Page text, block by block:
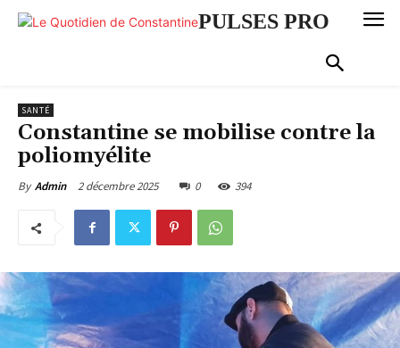
PULSES PRO
SANTÉ
Constantine se mobilise contre la
poliomyélite
By Admin 2 décembre 2025 0 394